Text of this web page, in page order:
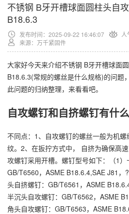
不锈钢 B牙开槽球面圆柱头自
B18.6.3
发布时间：2025-09-22 16:46:07 人
来源：万千紧固件
大家好今天来介绍不锈钢 B牙开槽球面
B18.6.3(常规的螺丝是什么规格)的问题
此问题的归纳整理，来看看吧。
自攻螺钉和自挤螺钉有什
不同点：1、自攻螺钉的螺丝一般为机
纹。2、在扳拧方式中， 自挤为确保高
攻螺钉采用开槽。螺钉型号如下：（1）
GB/T6560，ASME B18.6.4,SAE J81，
头自挤螺钉：GB/T6561，ASME
半沉头自攻螺钉：GB/T6562，ASME
角头自攻螺钉：GB/T6563，ASME